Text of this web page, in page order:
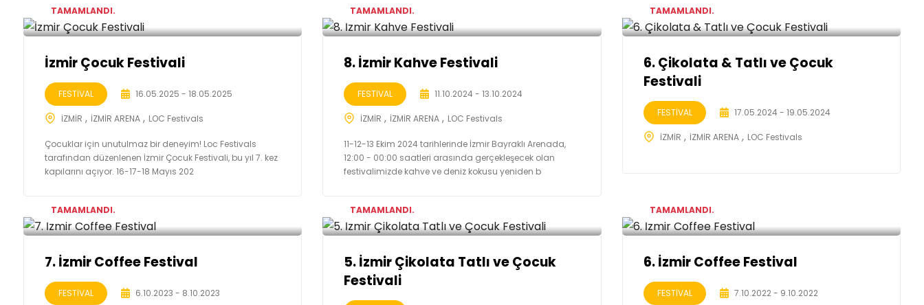
TAMAMLANDI.
İzmir Çocuk Festivali
FESTİVAL 16.05.2025 - 18.05.2025
İZMİR İZMİR ARENA LOC Festivals
Çocuklar için unutulmaz bir deneyim! Loc Festivals
tarafından düzenlenen İzmir Çocuk Festivali, bu yıl 7. kez
kapılarını açıyor. 16-17-18 Mayıs 202
TAMAMLANDI.
8. İzmir Kahve Festivali
FESTİVAL 11.10.2024 - 13.10.2024
İZMİR İZMİR ARENA LOC Festivals
11-12-13 Ekim 2024 tarihlerinde İzmir Bayraklı Arenada,
12:00 - 00:00 saatleri arasında gerçekleşecek olan
festivalimizde kahve ve deniz kokusu yeniden b
TAMAMLANDI.
6. Çikolata & Tatlı ve Çocuk
Festivali
FESTİVAL 17.05.2024 - 19.05.2024
İZMİR İZMİR ARENA LOC Festivals
TAMAMLANDI.
7. İzmir Coffee Festival
FESTİVAL 6.10.2023 - 8.10.2023
TAMAMLANDI.
5. İzmir Çikolata Tatlı ve Çocuk
Festivali
TAMAMLANDI.
6. İzmir Coffee Festival
FESTİVAL 7.10.2022 - 9.10.2022